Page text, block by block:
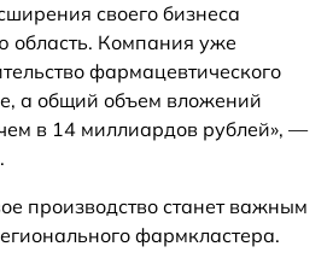
своего бизнеса
область. Компания уже
фармацевтического
а общий объем вложений
в 14 миллиардов рублей», —
производство станет важным
фармкластера.